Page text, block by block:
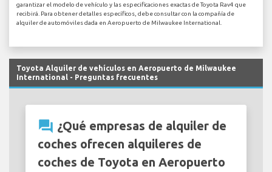
garantizar el modelo de vehículo y las especificaciones exactas de Toyota Rav4 que
recibirá. Para obtener detalles específicos, debe consultar con la compañía de
alquiler de automóviles dada en Aeropuerto de Milwaukee International.
Toyota Alquiler de vehículos en Aeropuerto de Milwaukee
International - Preguntas frecuentes
question_answer ¿Qué empresas de alquiler de
coches ofrecen alquileres de
coches de Toyota en Aeropuerto